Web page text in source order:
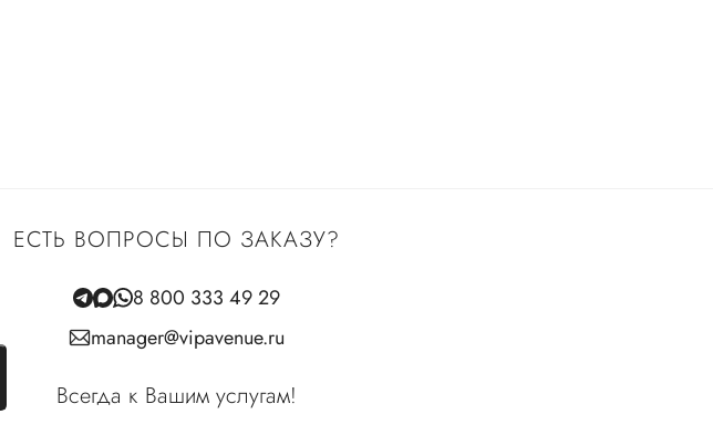
ЕСТЬ ВОПРОСЫ ПО ЗАКАЗУ?
8 800 333 49 29
manager@vipavenue.ru
Всегда к Вашим услугам!